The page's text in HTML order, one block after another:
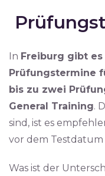
In Freiburg gibt
Prüfungstermine
bis zu zwei
General Training.
sind, ist es
vor dem
Was ist der